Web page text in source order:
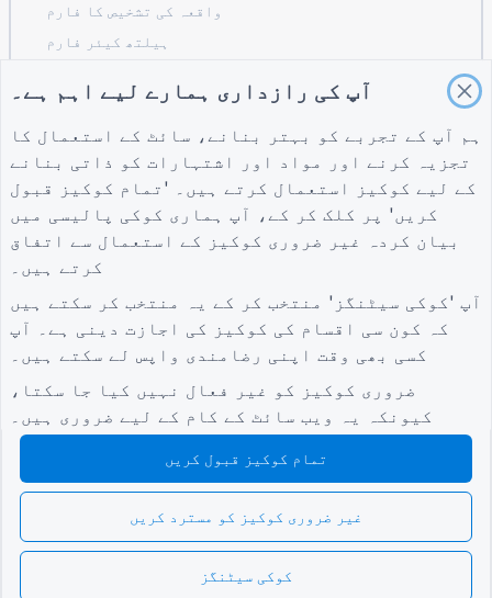
واقعہ کی تشخیص کا فارم
ہیلتھ کیئر فارم
تعمیر کے لیے پروجیکٹ کی تشخیص کا فارم
لاجسٹکس کے لیے سپلائر کی تشخیص کا فارم
یوٹیلٹیز کے لیے سروس کی درخواست کا فارم
کسٹمر مصروفیت کا فارم
امدادی مرکز
بلاگ
TIGER FORM گائیڈ
ہمارے بارے میں
ہم سے رابطہ کریں۔
شرائط
رازداری کی پالیسی
کوکی سیٹنگز
© 2026 QR Form Generator. All rights reserved.
آپ کی رازداری ہمارے لیے اہم ہے۔
ہم آپ کے تجربے کو بہتر بنانے، سائٹ کے استعمال کا
تجزیہ کرنے اور مواد اور اشتہارات کو ذاتی بنانے
کے لیے کوکیز استعمال کرتے ہیں۔ 'تمام کوکیز قبول
کریں' پر کلک کر کے، آپ ہماری کوکی پالیسی میں
بیان کردہ غیر ضروری کوکیز کے استعمال سے اتفاق
کرتے ہیں۔
آپ 'کوکی سیٹنگز' منتخب کر کے یہ منتخب کر سکتے ہیں
کہ کون سی اقسام کی کوکیز کی اجازت دینی ہے۔ آپ
کسی بھی وقت اپنی رضامندی واپس لے سکتے ہیں۔
ضروری کوکیز کو غیر فعال نہیں کیا جا سکتا،
کیونکہ یہ ویب سائٹ کے کام کے لیے ضروری ہیں۔
تمام کوکیز قبول کریں
غیر ضروری کوکیز کو مسترد کریں
کوکی سیٹنگز